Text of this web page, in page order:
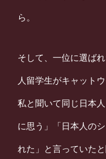
ら。
そして、一位に選ば
人留学生がキャット
私と聞いて 同じ日本
に思う」「日本人の
れた」と言っていた